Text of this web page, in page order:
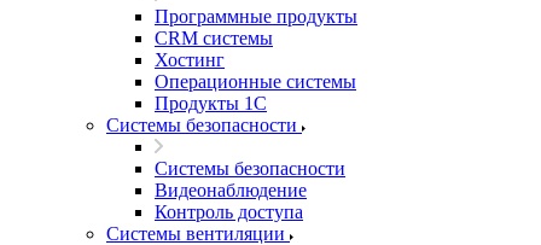
Программные продукты
CRM системы
Хостинг
Операционные системы
Продукты 1С
Системы безопасности
Системы безопасности
Видеонаблюдение
Контроль доступа
Системы вентиляции